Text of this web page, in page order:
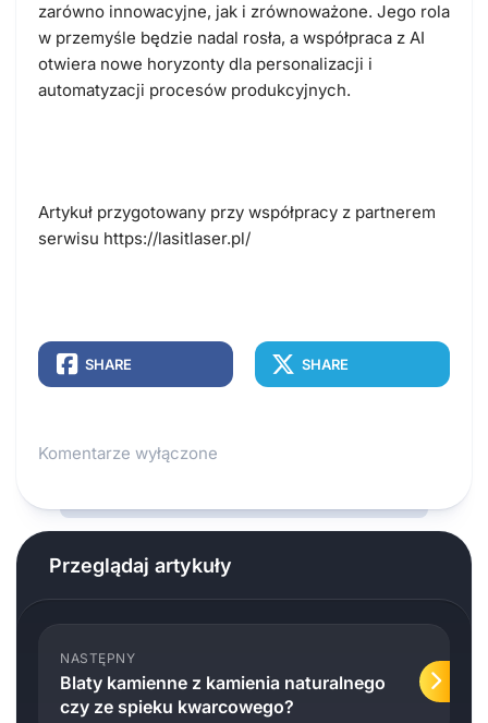
zarówno innowacyjne, jak i zrównoważone. Jego rola
w przemyśle będzie nadal rosła, a współpraca z AI
otwiera nowe horyzonty dla personalizacji i
automatyzacji procesów produkcyjnych.
Artykuł przygotowany przy współpracy z partnerem
serwisu https://lasitlaser.pl/
SHARE SHARE
Komentarze wyłączone
Przeglądaj artykuły
NASTĘPNY
Blaty kamienne z kamienia naturalnego
czy ze spieku kwarcowego?